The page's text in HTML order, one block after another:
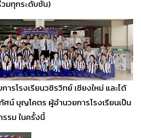
มทุกระดับชั้น)
รโรงเรียนวชิรวิทย์ เชียงใหม่ และได้
ศน์ บุญโคตร ผู้อำนวยการโรงเรียนเป็น
รรม ในครั้งนี้